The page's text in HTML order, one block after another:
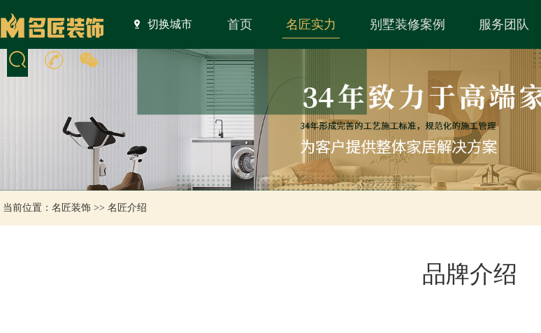
切换城市 首页 名匠实力 别墅装修案例 服务团队
当前位置： 名匠装饰>> 名匠介绍
品牌介绍